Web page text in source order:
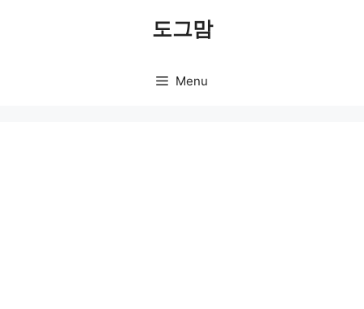
도그맘
Menu